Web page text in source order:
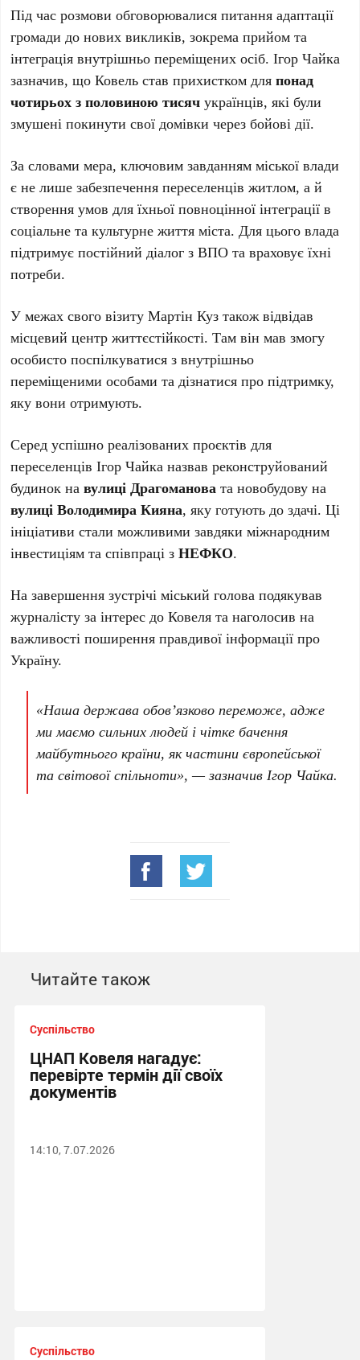
Під час розмови обговорювалися питання адаптації
громади до нових викликів, зокрема прийом та
інтеграція внутрішньо переміщених осіб. Ігор Чайка
зазначив, що Ковель став прихистком дляпонад
чотирьох з половиною тисяч українців, які були
змушені покинути свої домівки через бойові дії.
За словами мера, ключовим завданням міської влади
є не лише забезпечення переселенців житлом, а й
створення умов для їхньої повноцінної інтеграції в
соціальне та культурне життя міста. Для цього влада
підтримує постійний діалог з ВПО та враховує їхні
потреби.
У межах свого візиту Мартін Куз також відвідав
місцевий центр життєстійкості. Там він мав змогу
особисто поспілкуватися з внутрішньо
переміщеними особами та дізнатися про підтримку,
яку вони отримують.
Серед успішно реалізованих проєктів для
переселенців Ігор Чайка назвав реконструйований
будинок навулиці Драгоманова та новобудову на
вулиці Володимира Кияна, яку готують до здачі. Ці
ініціативи стали можливими завдяки міжнародним
інвестиціям та співпраці зНЕФКО.
На завершення зустрічі міський голова подякував
журналісту за інтерес до Ковеля та наголосив на
важливості поширення правдивої інформації про
Україну.
«Наша держава обов’язково переможе, адже
ми маємо сильних людей і чітке бачення
майбутнього країни, як частини європейської
та світової спільноти», — зазначив Ігор Чайка.
Читайте також
Суспільство
ЦНАП Ковеля нагадує:
перевірте термін дії своїх
документів
14:10, 7.07.2026
Суспільство